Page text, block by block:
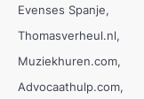
Evenses Spanje
Thomasverheul.nl
Muziekhuren.com
Advocaathulp.com